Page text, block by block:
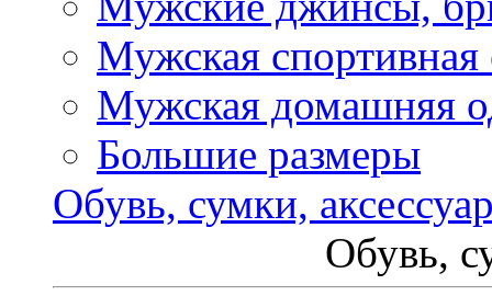
Мужская спортивная
Мужская домашняя
Большие размеры
Обувь, сумки,
Обувь,